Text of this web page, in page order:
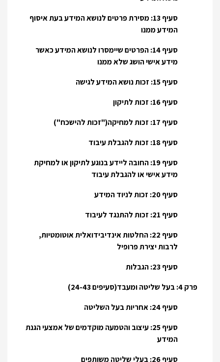
סעיף 13: מסירת פרטים לנושא המידע בעת איסוף
המידע ממנו
סעיף 14: הפרטים שיימסרו לנושא המידע כאשר
מידע אישי הושג שלא ממנו
סעיף 15: זכות נושא המידע לגישה
סעיף 16: זכות לתיקון
סעיף 17: זכות למחיקה("זכות להישכח")
סעיף 18: זכות להגבלת עיבוד
סעיף 19: החובה ליידע בנוגע לתיקון או למחיקת
מידע אישי או להגבלת עיבוד
סעיף 20: זכות לניוד המידע
סעיף 21: זכות להתנגד לעיבוד
סעיף 22: החלטות אינדיבידואלית אוטומטיות,
לרבות יצירת פרופיל
סעיף 23: הגבלות
פרק 4: בעל שליטה ומעבד(סעיפים 24-43)
סעיף 24: אחריות בעל השליטה
סעיף 25: עיצוב והטמעה מוקדמים של אמצעי הגנת
המידע
סעיף 26: בעלי שליטה משותפים